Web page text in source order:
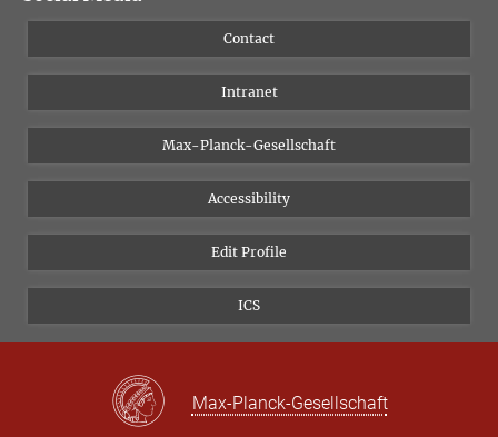
Instagram
Bluesky
Vimeo
Newsletter
Contact
Intranet
Max-Planck-Gesellschaft
Accessibility
Edit Profile
ICS
Max-Planck-Gesellschaft